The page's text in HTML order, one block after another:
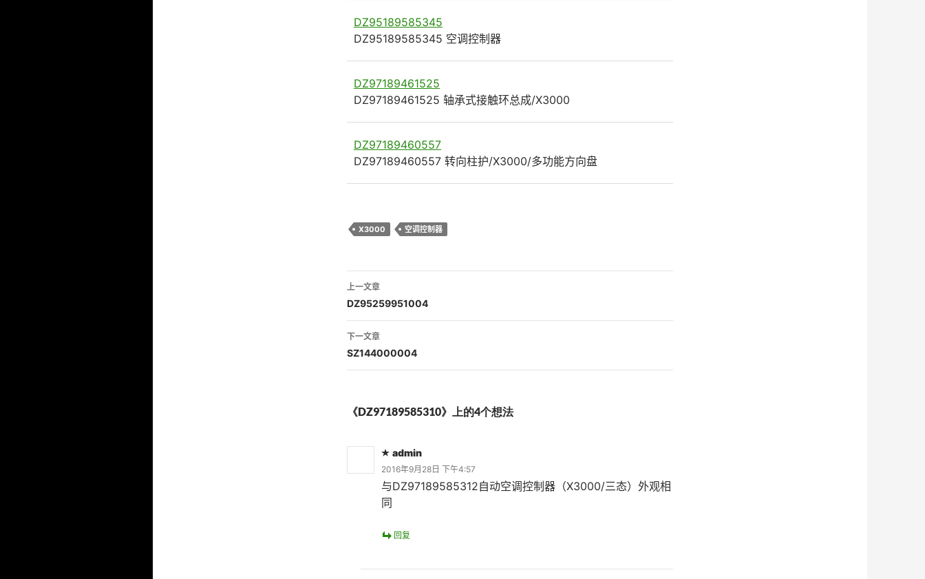
DZ95189585345
DZ95189585345 空调控制器
DZ97189461525
DZ97189461525 轴承式接触环总成/X3000
DZ97189460557
DZ97189460557 转向柱护/X3000/多功能方向盘
X3000 空调控制器
文
章
导
航
上一文章
DZ95259951004
下一文章
SZ144000004
《DZ97189585310》上的4个想法
admin
2016年9月28日 下午4:57
与DZ97189585312自动空调控制器（X3000/三态）外观相
同
回复